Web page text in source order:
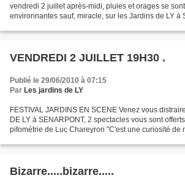
vendredi 2 juillet après-midi, pluies et orages se
environnantes sauf, miracle, sur les Jardins de LY à
VENDREDI 2 JUILLET 19H30 .
Publié le 29/06/2010 à 07:15
Par Les jardins de LY
FESTIVAL JARDINS EN SCENE Venez vous
DE LY à SENARPONT, 2 spectacles vous sont
pifométrie de Luc Chareyron "C'est une curiosité de
Bizarre.....bizarre.....